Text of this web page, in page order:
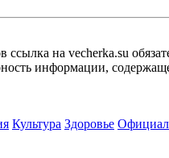
на vecherka.su
информации,
Культура Здоровье